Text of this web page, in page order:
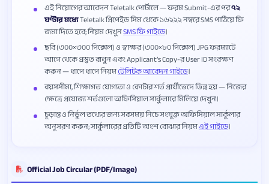
এই নিয়োগের আবেদন Teletalk পোর্টালে — ফরম Submit-এর পর৭২
ঘণ্টার মধ্যেTeletalk প্রিপেইড সিম থেকে ১৬২২২ নম্বরে SMS পাঠিয়ে ফি
জমা দিতে হবে; নিয়ম দেখুনSMS ফি গাইডে।
ছবি (৩০০×৩০০ পিক্সেল) ও স্বাক্ষর (৩০০×৮০ পিক্সেল) JPG ফরম্যাটে
আগে থেকে প্রস্তুত রাখুন এবং Applicant’s Copy-র User ID সংরক্ষণ
করুন — ধাপে ধাপে নিয়মটেলিটক আবেদন গাইডে।
বয়সসীমা, শিক্ষাগত যোগ্যতা ও কোটার শর্ত প্রার্থীভেদে ভিন্ন হয় — নিজের
ক্ষেত্রে প্রযোজ্য শর্তগুলো অফিসিয়াল সার্কুলারে মিলিয়ে দেখুন।
চূড়ান্ত ও নির্ভুল তথ্যের জন্য সবসময় নিচে সংযুক্ত অফিসিয়াল সার্কুলার
অনুসরণ করুন; সার্কুলারের প্রতিটি অংশ বোঝার নিয়মএই গাইডে।
Official Job Circular (PDF/Image)